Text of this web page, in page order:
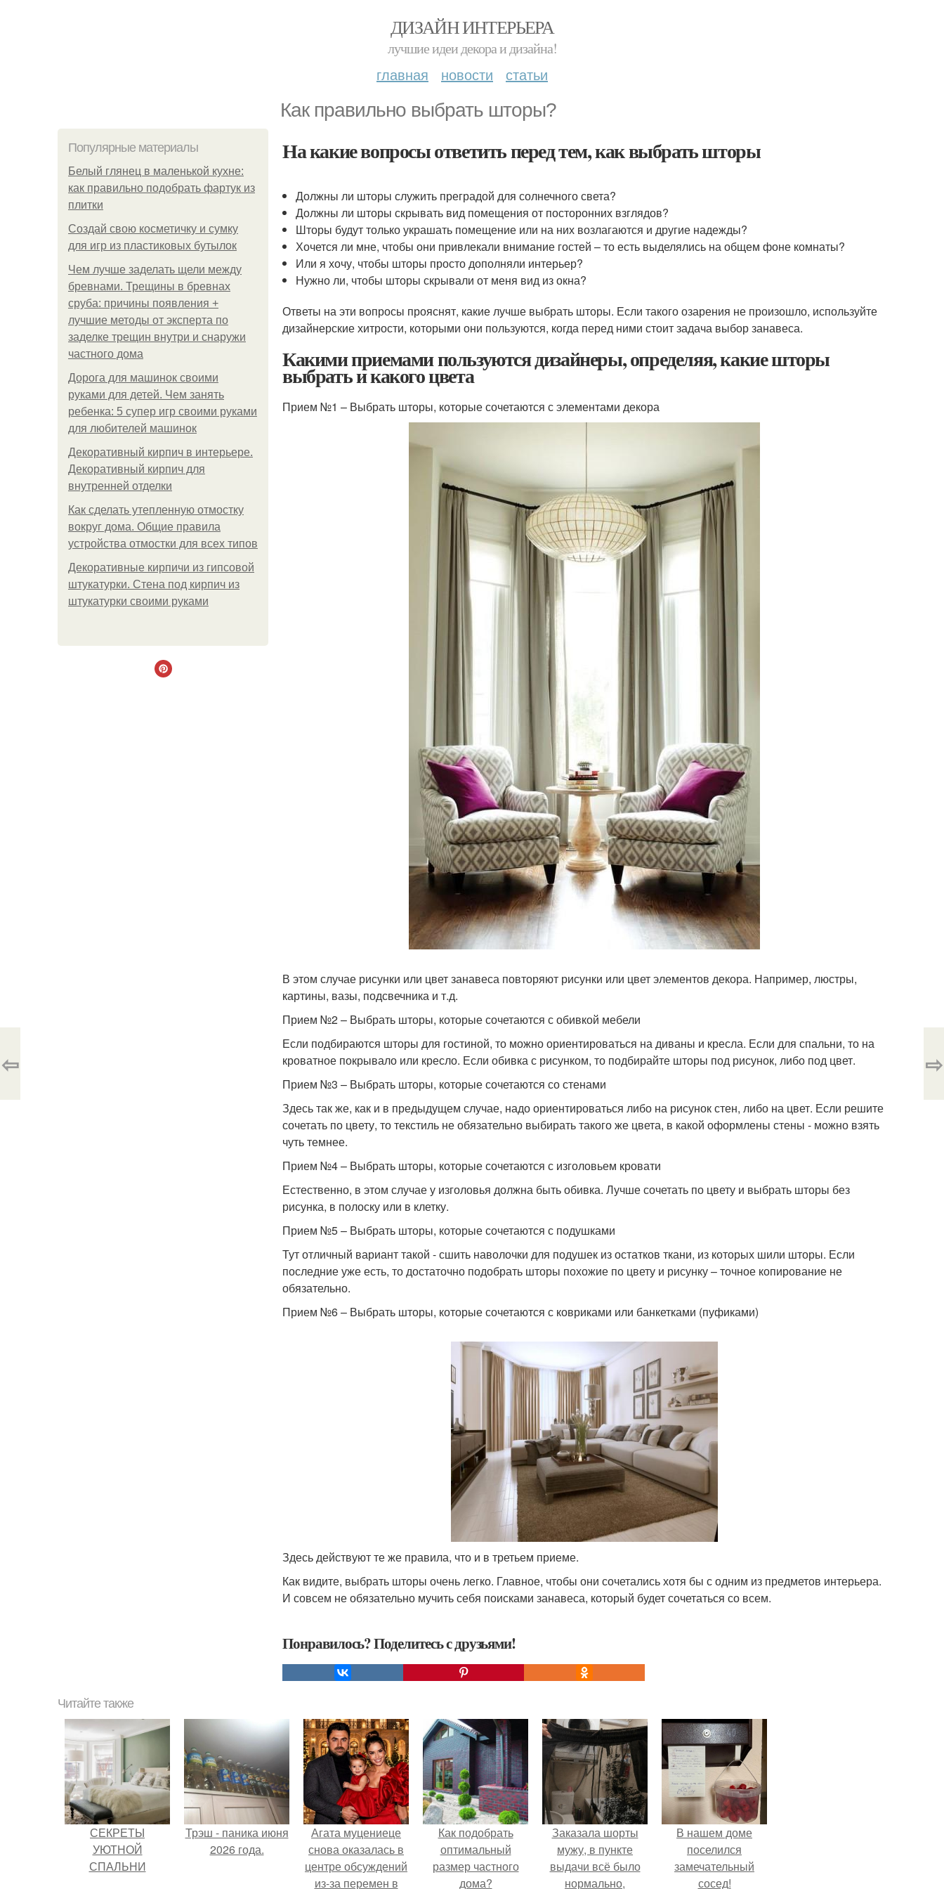
ДИЗАЙН ИНТЕРЬЕРА
лучшие идеи декора и дизайна!
главная новости статьи
Как правильно выбрать шторы?
Популярные материалы
Белый глянец в маленькой кухне:
как правильно подобрать фартук из
плитки
Создай свою косметичку и сумку
для игр из пластиковых бутылок
Чем лучше заделать щели между
бревнами. Трещины в бревнах
сруба: причины появления +
лучшие методы от эксперта по
заделке трещин внутри и снаружи
частного дома
Дорога для машинок своими
руками для детей. Чем занять
ребенка: 5 супер игр своими руками
для любителей машинок
Декоративный кирпич в интерьере.
Декоративный кирпич для
внутренней отделки
Как сделать утепленную отмостку
вокруг дома. Общие правила
устройства отмостки для всех типов
Декоративные кирпичи из гипсовой
штукатурки. Стена под кирпич из
штукатурки своими руками
На какие вопросы ответить перед тем, как выбрать шторы
Должны ли шторы служить преградой для солнечного света?
Должны ли шторы скрывать вид помещения от посторонних взглядов?
Шторы будут только украшать помещение или на них возлагаются и другие надежды?
Хочется ли мне, чтобы они привлекали внимание гостей – то есть выделялись на общем фоне комнаты?
Или я хочу, чтобы шторы просто дополняли интерьер?
Нужно ли, чтобы шторы скрывали от меня вид из окна?
Ответы на эти вопросы прояснят, какие лучше выбрать шторы. Если такого озарения не произошло, используйте
дизайнерские хитрости, которыми они пользуются, когда перед ними стоит задача выбор занавеса.
Какими приемами пользуются дизайнеры, определяя, какие шторы
выбрать и какого цвета
Прием №1 – Выбрать шторы, которые сочетаются с элементами декора
В этом случае рисунки или цвет занавеса повторяют рисунки или цвет элементов декора. Например, люстры,
картины, вазы, подсвечника и т.д.
Прием №2 – Выбрать шторы, которые сочетаются с обивкой мебели
Если подбираются шторы для гостиной, то можно ориентироваться на диваны и кресла. Если для спальни, то на
кроватное покрывало или кресло. Если обивка с рисунком, то подбирайте шторы под рисунок, либо под цвет.
Прием №3 – Выбрать шторы, которые сочетаются со стенами
Здесь так же, как и в предыдущем случае, надо ориентироваться либо на рисунок стен, либо на цвет. Если решите
сочетать по цвету, то текстиль не обязательно выбирать такого же цвета, в какой оформлены стены - можно взять
чуть темнее.
Прием №4 – Выбрать шторы, которые сочетаются с изголовьем кровати
Естественно, в этом случае у изголовья должна быть обивка. Лучше сочетать по цвету и выбрать шторы без
рисунка, в полоску или в клетку.
Прием №5 – Выбрать шторы, которые сочетаются с подушками
Тут отличный вариант такой - сшить наволочки для подушек из остатков ткани, из которых шили шторы. Если
последние уже есть, то достаточно подобрать шторы похожие по цвету и рисунку – точное копирование не
обязательно.
Прием №6 – Выбрать шторы, которые сочетаются с ковриками или банкетками (пуфиками)
Здесь действуют те же правила, что и в третьем приеме.
Как видите, выбрать шторы очень легко. Главное, чтобы они сочетались хотя бы с одним из предметов интерьера.
И совсем не обязательно мучить себя поисками занавеса, который будет сочетаться со всем.
Понравилось? Поделитесь с друзьями!
⇦ ⇨
Читайте также
СЕКРЕТЫ
УЮТНОЙ
СПАЛЬНИ
Трэш - паника июня
2026 года.
Агата муцениеце
снова оказалась в
центре обсуждений
из-за перемен в
Как подобрать
оптимальный
размер частного
дома?
Заказала шорты
мужу, в пункте
выдачи всё было
нормально,
В нашем доме
поселился
замечательный
сосед!